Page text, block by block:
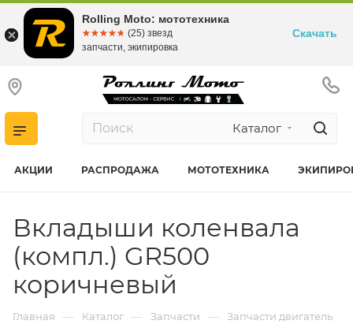
Каталог
АКЦИИ РАСПРОДАЖА МОТОТЕХНИКА
Вкладыши коленвала
(компл.) GR500
коричневый
Главная — Каталог — Запчасти — Запчасти двигатель
Rolling Moto: мототехника
☆☆☆☆☆
★★★★★ (25) звезд
запчасти, экипировка
Скачать